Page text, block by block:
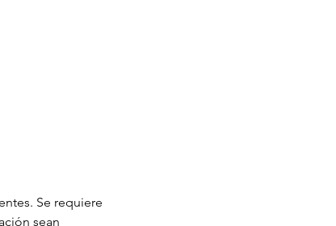
Se requiere
sean